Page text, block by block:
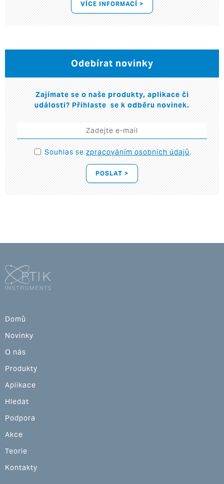
VÍCE INFORMACÍ >
Odebírat novinky
Zajímate se o naše produkty, aplikace či
události? Přihlaste se k odběru novinek.
Souhlas sezpracováním osobních údajů.
POSLAT >
Domů
Novinky
O nás
Produkty
Aplikace
Hledat
Podpora
Akce
Teorie
Kontakty